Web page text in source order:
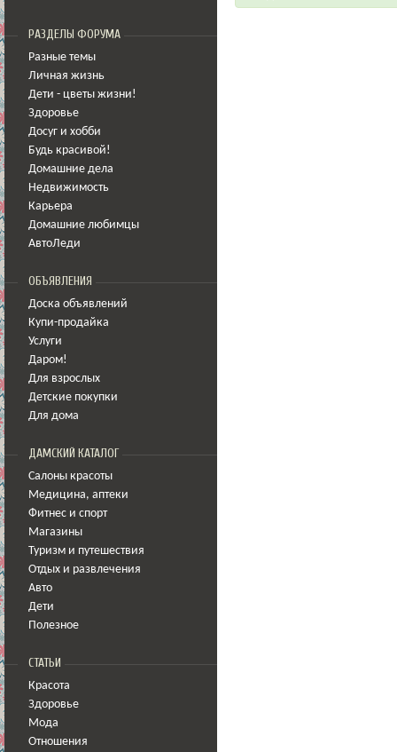
РАЗДЕЛЫ ФОРУМА
Разные темы
Личная жизнь
Дети - цветы жизни!
Здоровье
Досуг и хобби
Будь красивой!
Домашние дела
Недвижимость
Карьера
Домашние любимцы
АвтоЛеди
ОБЪЯВЛЕНИЯ
Доска объявлений
Купи-продайка
Услуги
Даром!
Для взрослых
Детские покупки
Для дома
ДАМСКИЙ КАТАЛОГ
Салоны красоты
Медицина, аптеки
Фитнес и спорт
Магазины
Туризм и путешествия
Отдых и развлечения
Авто
Дети
Полезное
СТАТЬИ
Красота
Здоровье
Мода
Отношения